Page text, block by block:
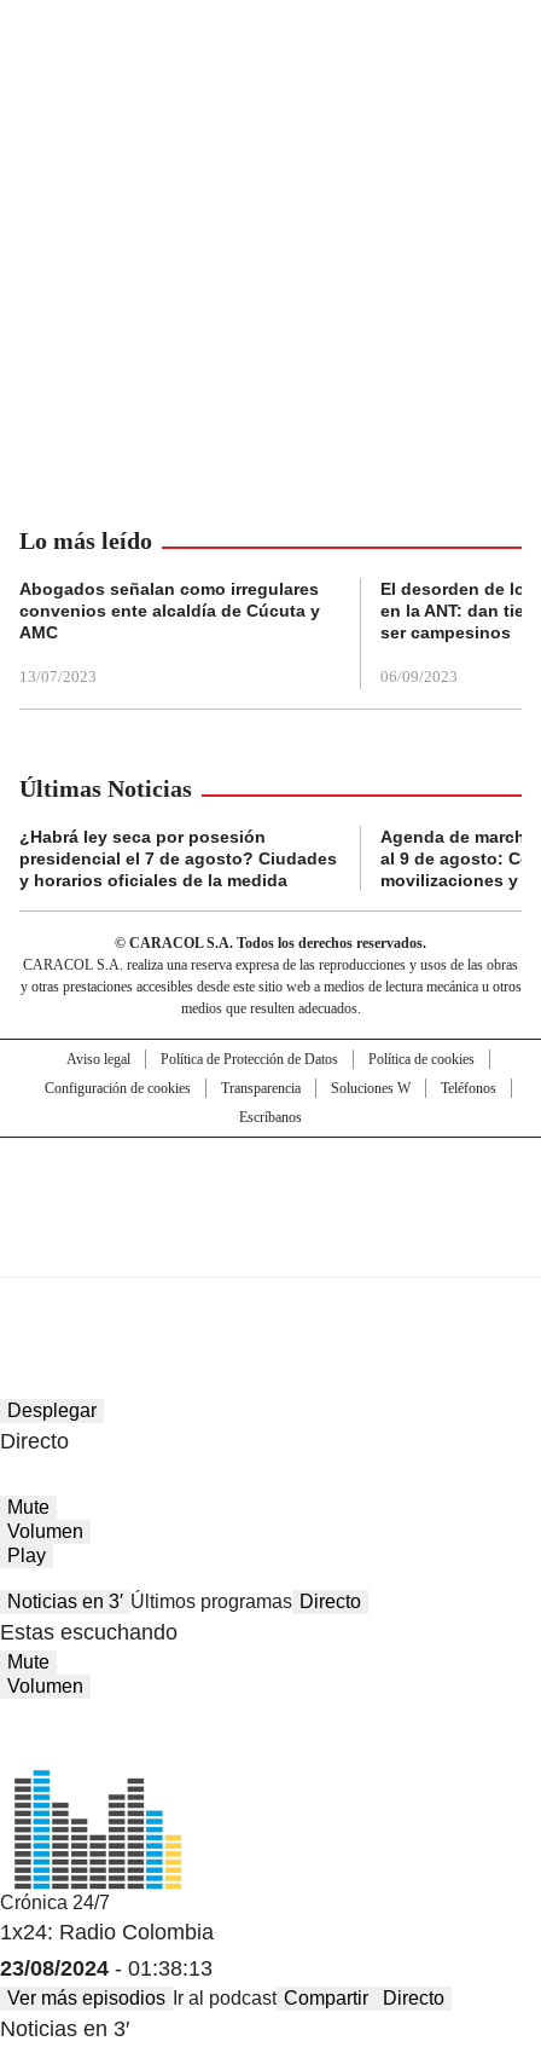
Lo más leído
Abogados señalan como irregulares
convenios ente alcaldía de Cúcuta y
AMC
13/07/2023
El desorden de
en la ANT: dan
ser campesinos
06/09/2023
Últimas Noticias
¿Habrá ley seca por posesión
presidencial el 7 de agosto? Ciudades
y horarios oficiales de la medida
Agenda de
al 9 de agosto:
movilizaciones y
© CARACOL S.A. Todos los derechos reservados.
CARACOL S.A. realiza una reserva expresa de las reproducciones y usos de las obras
y otras prestaciones accesibles desde este sitio web a medios de lectura mecánica u otros
medios que resulten adecuados.
Aviso legal Política de Protección de Datos
Política de cookies
Configuración de cookies
Transparencia Soluciones W
Teléfonos
Escríbanos
Desplegar
Directo
Mute
Volumen
Play
Noticias en 3′ Últimos programas Directo
Estas escuchando
Mute
Volumen
Crónica 24/7
1x24: Radio Colombia
23/08/2024 - 01:38:13
Ver más episodios Ir al podcast Compartir Directo
Noticias en 3′